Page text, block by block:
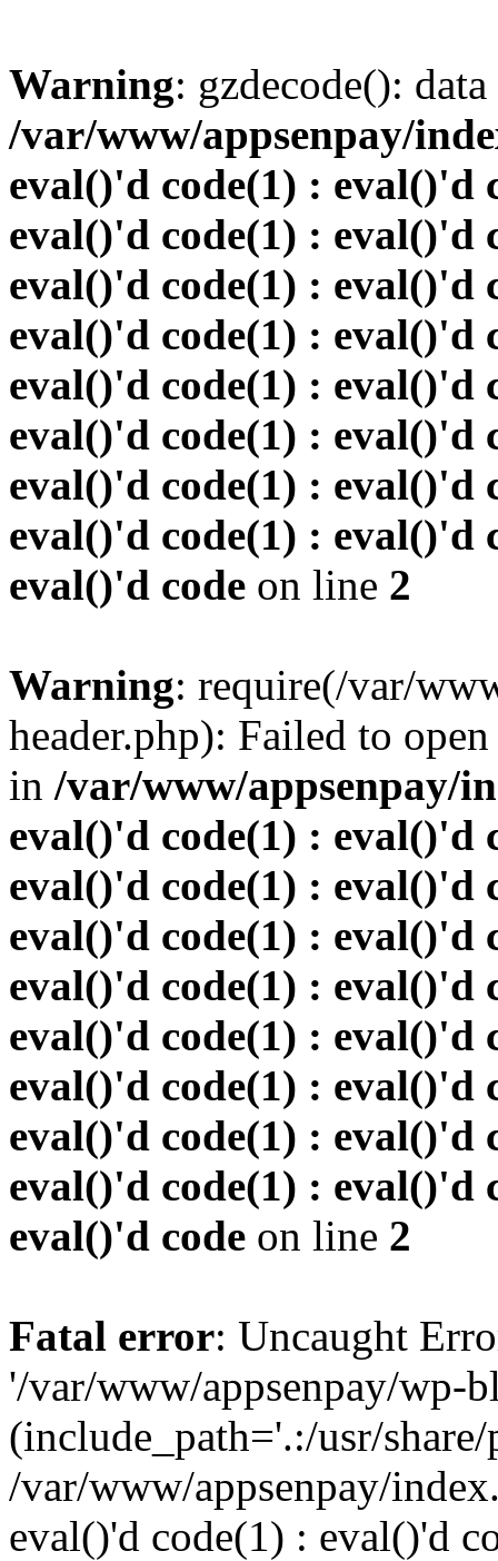
Warning: gzdecode():
/var/www/appsenpay/
eval()'d code(1) : eval()'d
eval()'d code(1) : eval()'d
eval()'d code(1) : eval()'d
eval()'d code(1) : eval()'d
eval()'d code(1) : eval()'d
eval()'d code(1) : eval()'d
eval()'d code(1) : eval()'d
eval()'d code(1) : eval()'d
eval()'d code on line 2
Warning: require(/var/
header.php): Failed to
in /var/www/appsenpay/
eval()'d code(1) : eval()'d
eval()'d code(1) : eval()'d
eval()'d code(1) : eval()'d
eval()'d code(1) : eval()'d
eval()'d code(1) : eval()'d
eval()'d code(1) : eval()'d
eval()'d code(1) : eval()'d
eval()'d code(1) : eval()'d
eval()'d code on line 2
Fatal error: Uncaught
'/var/www/appsenpay/wp-
(include_path='.:/usr/
/var/www/appsenpay/
eval()'d code(1) : eval()'d